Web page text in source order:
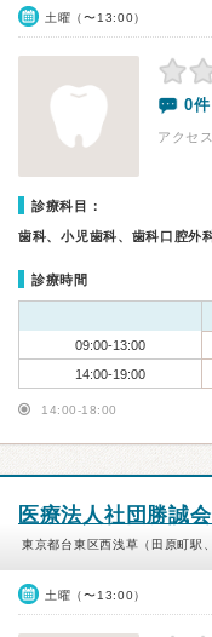
土曜（〜13:00）
0件
アクセ
診療科目：
歯科、小児歯科、歯科口腔外
診療時間
09:00-13:00
14:00-19:00
14:00-18:00
医療法人社団勝誠会
東京都台東区西浅草（田原町駅
土曜（〜13:00）